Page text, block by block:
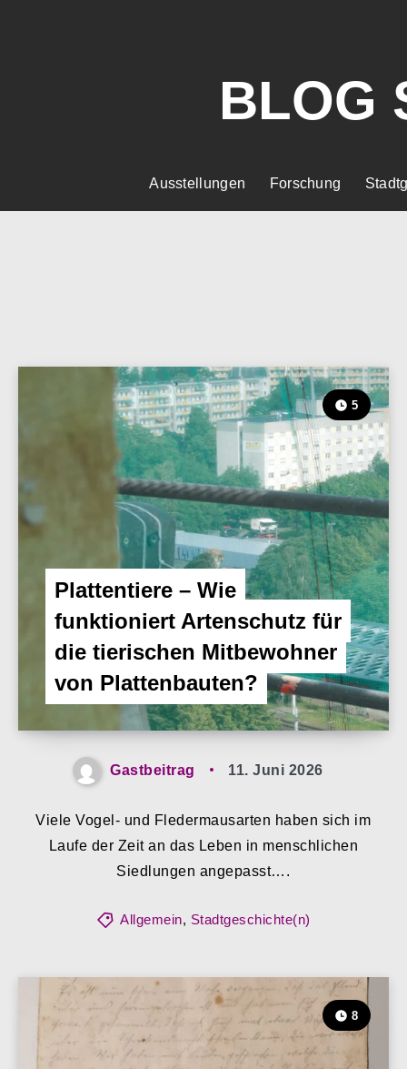
BLOG
Ausstellungen Forschung
Plattentiere – Wie
funktioniert Artenschutz für
die tierischen Mitbewohner
von Plattenbauten?
5
Gastbeitrag 11. Juni 2026
Viele Vogel- und Fledermausarten haben sich im
Laufe der Zeit an das Leben in menschlichen
Siedlungen angepasst….
Allgemein, Stadtgeschichte(n)
8